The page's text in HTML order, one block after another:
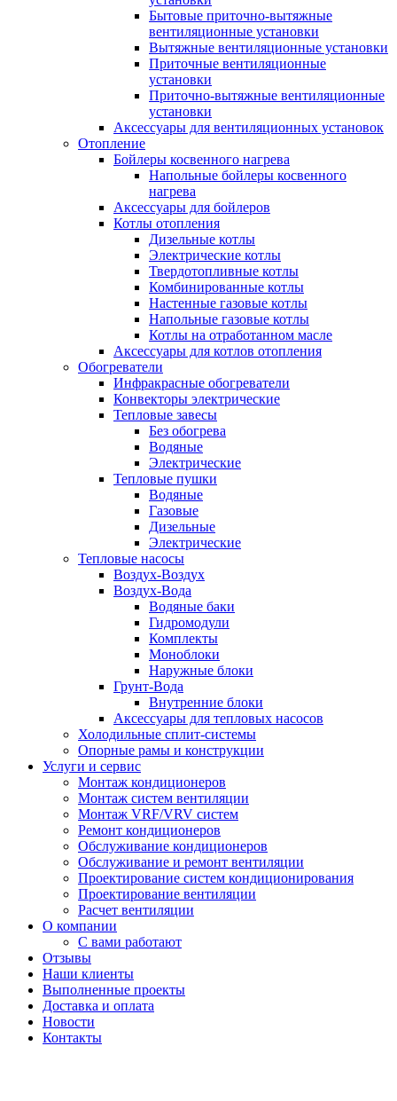
Бытовые приточно-вытяжные
вентиляционные установки
Вытяжные вентиляционные установки
Приточные вентиляционные
установки
Приточно-вытяжные вентиляционные
установки
Аксессуары для вентиляционных установок
Отопление
Бойлеры косвенного нагрева
Напольные бойлеры косвенного
нагрева
Аксессуары для бойлеров
Котлы отопления
Дизельные котлы
Электрические котлы
Твердотопливные котлы
Комбинированные котлы
Настенные газовые котлы
Напольные газовые котлы
Котлы на отработанном масле
Аксессуары для котлов отопления
Обогреватели
Инфракрасные обогреватели
Конвекторы электрические
Тепловые завесы
Без обогрева
Водяные
Электрические
Тепловые пушки
Водяные
Газовые
Дизельные
Электрические
Тепловые насосы
Воздух-Воздух
Воздух-Вода
Водяные баки
Гидромодули
Комплекты
Моноблоки
Наружные блоки
Грунт-Вода
Внутренние блоки
Аксессуары для тепловых насосов
Холодильные сплит-системы
Опорные рамы и конструкции
Услуги и сервис
Монтаж кондиционеров
Монтаж систем вентиляции
Монтаж VRF/VRV систем
Ремонт кондиционеров
Обслуживание кондиционеров
Обслуживание и ремонт вентиляции
Проектирование систем кондиционирования
Проектирование вентиляции
Расчет вентиляции
О компании
С вами работают
Отзывы
Наши клиенты
Выполненные проекты
Доставка и оплата
Новости
Контакты